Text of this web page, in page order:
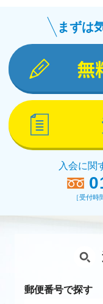
まずは
無
入会に関
［受付時
郵便番号で探す